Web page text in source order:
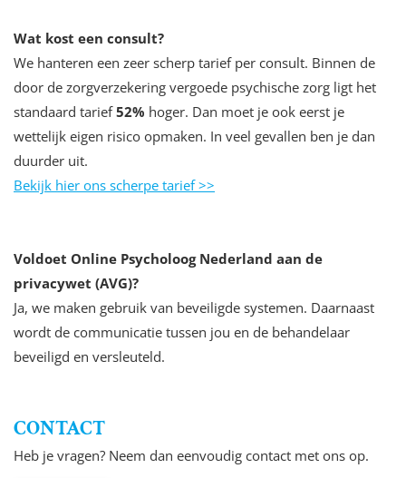
Wat kost een consult?
We hanteren een zeer scherp tarief per consult. Binnen de
door de zorgverzekering vergoede psychische zorg ligt het
standaard tarief52% hoger. Dan moet je ook eerst je
wettelijk eigen risico opmaken. In veel gevallen ben je dan
duurder uit.
Bekijk hier ons scherpe tarief >>
Voldoet Online Psycholoog Nederland aan de
privacywet (AVG)?
Ja, we maken gebruik van beveiligde systemen. Daarnaast
wordt de communicatie tussen jou en de behandelaar
beveiligd en versleuteld.
CONTACT
Heb je vragen? Neem dan eenvoudig contact met ons op.